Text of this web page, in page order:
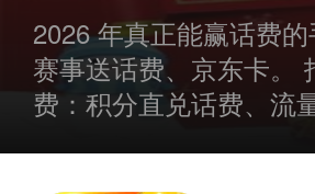
2026 年真正能赢话费
赛事送话费、京东卡。
费：积分直兑话费、流